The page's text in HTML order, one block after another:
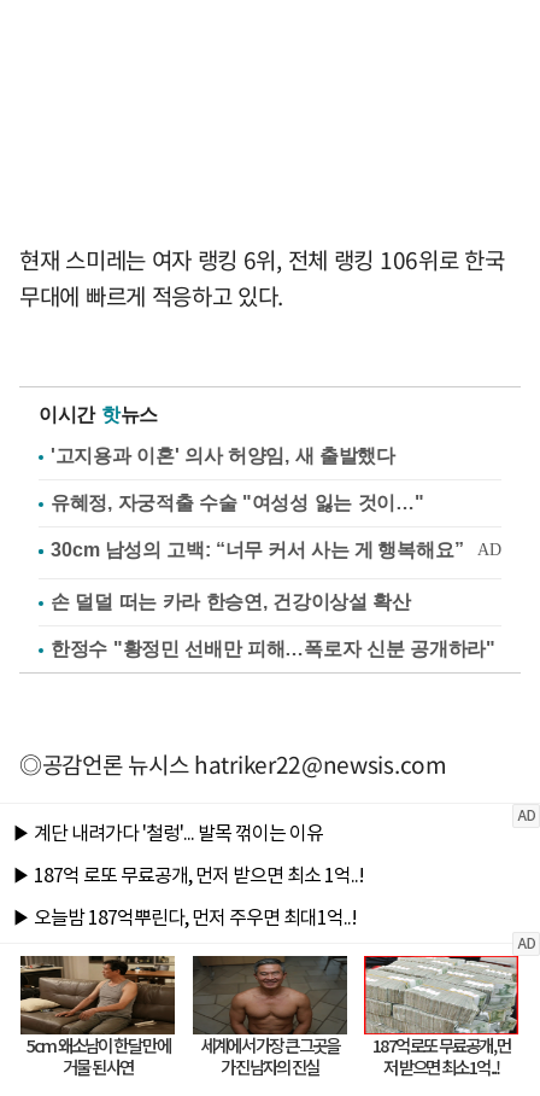
현재 스미레는 여자 랭킹 6위, 전체 랭킹 106위로 한국
무대에 빠르게 적응하고 있다.
이시간 핫뉴스
'고지용과 이혼' 의사 허양임, 새 출발했다
유혜정, 자궁적출 수술 "여성성 잃는 것이…"
손 덜덜 떠는 카라 한승연, 건강이상설 확산
한정수 "황정민 선배만 피해…폭로자 신분 공개하라"
◎공감언론 뉴시스hatriker22@newsis.com